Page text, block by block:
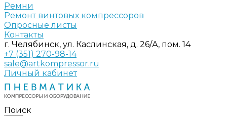
Ремни
Ремонт винтовых компрессоров
Опросные листы
Контакты
г. Челябинск, ул. Каслинская, д. 26/А, пом. 14
+7 (351) 270-98-14
sale@artkompressor.ru
Личный кабинет
Поиск